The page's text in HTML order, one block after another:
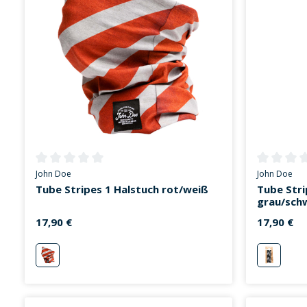
Durchschnittliche Bewertung von 0 von 5 Sternen
John Doe
Tube Stripes 1 Halstuch rot/weiß
17,90 €
rot/weiß
John Doe
Tube
grau/
17,90 €
grau/